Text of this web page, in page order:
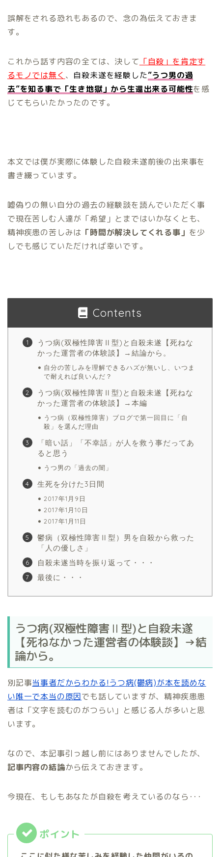
誤解をされる恐れもあるので、念の為伝えておきま
す。
これから話す内容の全ては、決して 「自殺」を肯定す
るモノでは無く 、 自殺未遂を経験した”うつ男の過
去”を知る事で 「生き地獄」から生還出来る可能性を感
じてもらいたかったのです。
本文では僕が実際に体験した自殺未遂前後の出来事を
書き綴っています。
嘘偽りの無い自分の過去の経験談を読んでいただく事
で現在苦しむ人達が「希望」とまではいかなくとも、
精神疾患の苦しみは 「時間が解決してくれる事」 を少
しでも感じていただければ幸いです。
Contents
うつ病(双極性障害Ⅱ型)と自殺未遂【死ねな
かった運営者の体験談】→結論から。
自分の苦しみを理解できるハズが無いし、いつま
で耐えれば良いんだ？
うつ病(双極性障害Ⅱ型)と自殺未遂【死ねな
かった運営者の体験談】→本編
うつ病（双極性障害）ブログで第一回目に「自
殺」を選んだ理由
「暗い話」「不幸話」が人を救う事だってあ
ると思う
うつ男の「過去の闇」
生死を分けた3日間
2017年1月9日
2017年1月10日
2017年1月11日
鬱病（双極性障害Ⅱ型）男を自殺から救った
「人の優しさ」
自殺未遂当時を振り返って・・・
最後に・・・
うつ病(双極性障害Ⅱ型)と自殺未遂
【死ねなかった運営者の体験談】→結
論から。
別記事当事者だからわかる!うつ病(鬱病)が本を読めな
い唯一で本当の原因でも話していますが、精神疾患患
者は「文字を読むのがつらい」と感じる人が多いと思
います。
なので、本記事引っ越し前にはありませんでしたが、
記事内容の結論から伝えておきます。
今現在、もしもあなたが自殺を考えているのなら･･･